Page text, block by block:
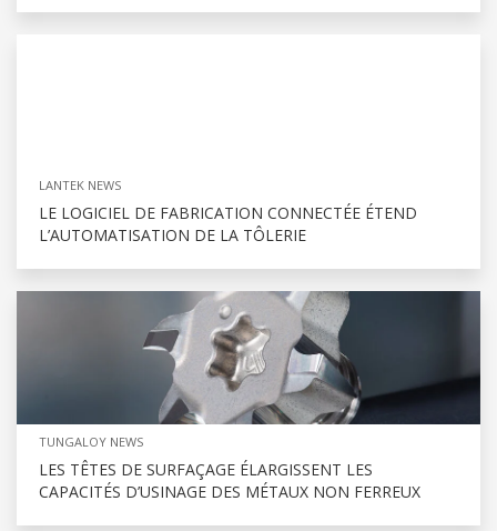
LANTEK NEWS
LE LOGICIEL DE FABRICATION CONNECTÉE ÉTEND
L’AUTOMATISATION DE LA TÔLERIE
TUNGALOY NEWS
LES TÊTES DE SURFAÇAGE ÉLARGISSENT LES
CAPACITÉS D’USINAGE DES MÉTAUX NON FERREUX